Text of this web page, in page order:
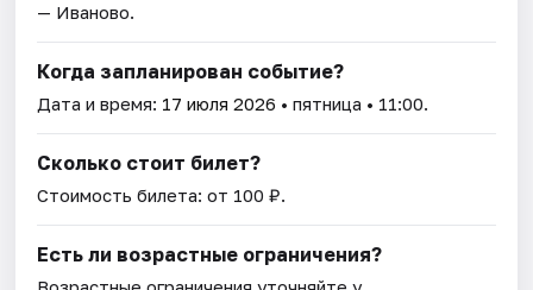
— Иваново.
Когда запланирован событие?
Дата и время: 17 июля 2026 • пятница • 11:00.
Сколько стоит билет?
Стоимость билета: от 100 ₽.
Есть ли возрастные ограничения?